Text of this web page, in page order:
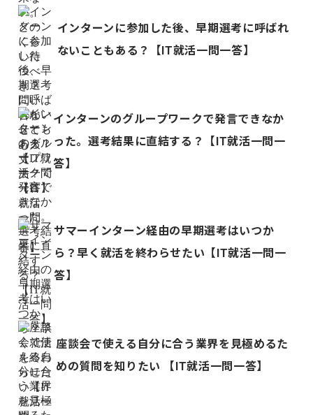
インターンに参加した後、早期選考に呼ばれ
ないこともある？【IT就活一問一答】
インターンのグループワークで発言できなか
った。選考結果に直結する？【IT就活一問一
答】
サマーインターン経由の早期選考はいつか
ら？早く就活を終わらせたい【IT就活一問一
答】
座談会で使える自分に合う業界を見極めるた
めの質問を知りたい 【IT就活一問一答】